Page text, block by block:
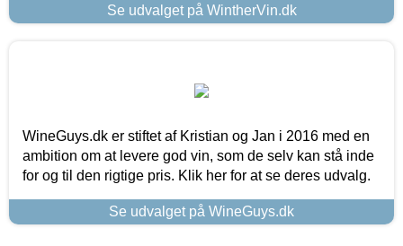
Se udvalget på WintherVin.dk
WineGuys.dk er stiftet af Kristian og Jan i 2016 med en
ambition om at levere god vin, som de selv kan stå inde
for og til den rigtige pris. Klik her for at se deres udvalg.
Se udvalget på WineGuys.dk